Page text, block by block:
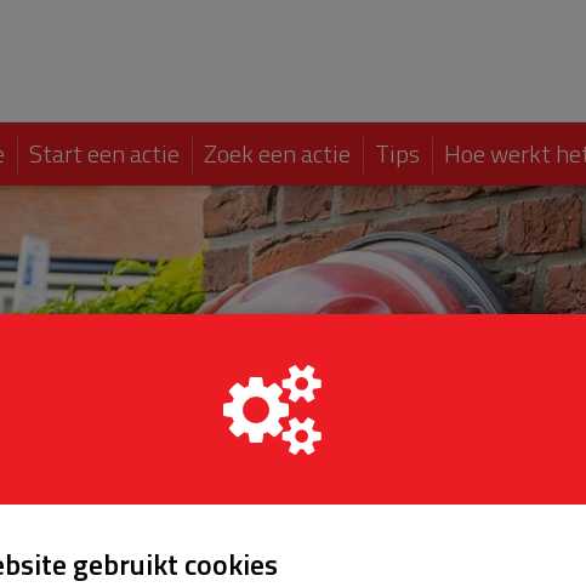
Start een actie Zoek een actie Tips Hoe werkt
gebruikt cookies